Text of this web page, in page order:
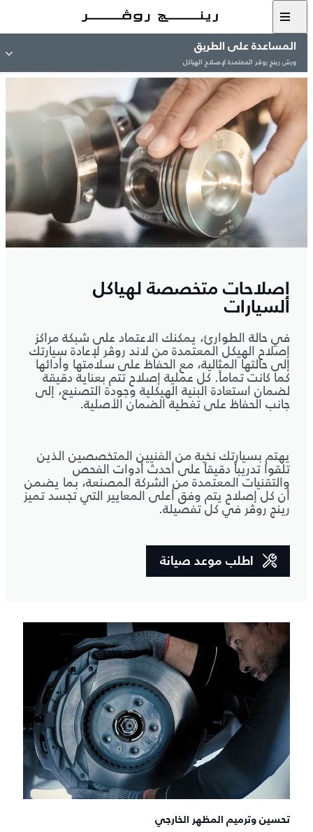
المساعدة على الطريق
ورش رينج روڤر المعتمدة لإصلاح الهياكل
إصلاحات متخصصة لهياكل
السيارات
في حالة الطوارئ، يمكنك الاعتماد على شبكة مراكز
إصلاح الهيكل المعتمدة من لاند روڤر لإعادة سيارتك
إلى حالتها المثالية، مع الحفاظ على سلامتها وأدائها
كما كانت تماماً. كل عملية إصلاح تتم بعناية دقيقة
لضمان استعادة البنية الهيكلية وجودة التصنيع، إلى
جانب الحفاظ على تغطية الضمان الأصلية.
يهتم بسيارتك نخبة من الفنيين المتخصصين الذين
تلقوا تدريباً دقيقاً على أحدث أدوات الفحص
والتقنيات المعتمدة من الشركة المصنعة، بما يضمن
أن كل إصلاح يتم وفق أعلى المعايير التي تجسد تميز
رينج روڤر في كل تفصيلة.
اطلب موعد صيانة
تحسين وترميم المظهر الخارجي